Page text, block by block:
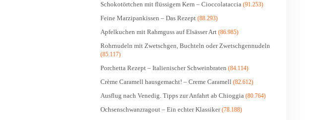
Schokotörtchen mit flüssigem Kern – Cioccolataccia (91.253)
Feine Marzipankissen – Das Rezept (88.293)
Apfelkuchen mit Rahmguss auf Elsässer Art (86.985)
Rohrnudeln mit Zwetschgen, Buchteln oder Zwetschgennudeln
(85.117)
Porchetta Rezept – Italienischer Schweinbraten (84.114)
Crème Caramell hausgemacht! – Creme Caramell (82.612)
Ausflug nach Venedig. Tipps zur Anfahrt ab Chioggia (80.764)
Ochsenschwanzragout – Ein echter Klassiker(78.188)